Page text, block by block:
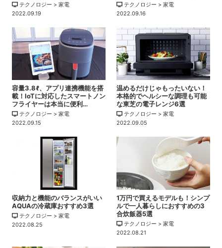
テクノロジー > 家電
2022.09.19
テクノロジー > 家電
2022.09.16
容量3.8ℓ、アプリ連携機能を搭
載！IoTに対応したスマートノン
フライヤーは本当に便利…
テクノロジー > 家電
2022.09.15
温めるだけじゃもったいない！
本格的でヘルシーな調理も可能
な東芝の電子レンジ6選
テクノロジー > 家電
2022.09.05
収納力と機能のバランスがいい
AQUAの冷蔵庫おすすめ3選
テクノロジー > 家電
2022.08.25
1万円で買えるモデルも！シンプ
ルで一人暮らしにおすすめの3
合炊飯器5選
テクノロジー > 家電
2022.08.21